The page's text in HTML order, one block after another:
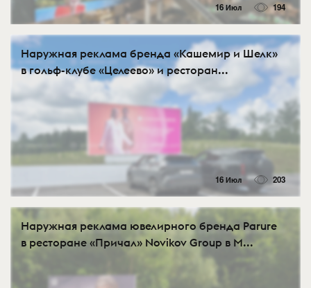
16 Июл 194
Наружная реклама бренда «Кашемир и Шелк»
в гольф-клубе «Целеево» и ресторан...
16 Июл 203
Наружная реклама ювелирного бренда Parure
в ресторане «Причал» Novikov Group в М...